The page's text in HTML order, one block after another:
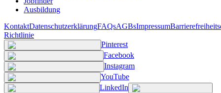
Ausbildung
KontaktDatenschutzerklärungFAQsAGBsImpressum
Richtlinie
Pinterest
Facebook
Instagram
YouTube
LinkedIn